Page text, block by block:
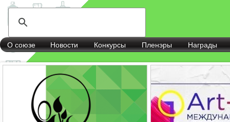
О союзе Новости Конкурсы Пленэры Награды